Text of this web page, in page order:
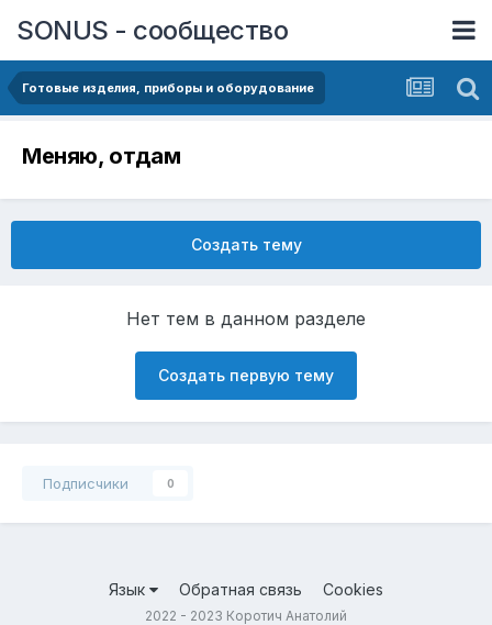
SONUS - сообщество
Готовые изделия, приборы и оборудование
Меняю, отдам
Создать тему
Нет тем в данном разделе
Создать первую тему
Подписчики 0
Язык Обратная связь Cookies
2022 - 2023 Коротич Анатолий